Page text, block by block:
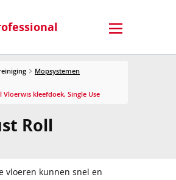
Mopsystemen
Vloerwis kleefdoek, Single Use
Roll
vloeren kunnen snel en